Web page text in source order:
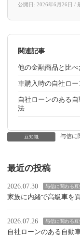
公開日: 2026年6月26日 /
関連記事
他の金融商品と比
車購入時の自社ロ
自社ローンのある
法
豆知識 与信に
最近の投稿
2026.07.30 与信に関わる豆
家族に内緒で高級車を
2026.07.26 与信に関わる豆
自社ローンのある自動